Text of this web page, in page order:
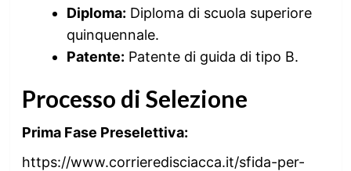
Diploma: Diploma di scuola superiore
quinquennale.
Patente: Patente di guida di tipo B.
Processo di Selezione
Prima Fase Preselettiva:
https://www.corrieredisciacca.it/sfida-per-